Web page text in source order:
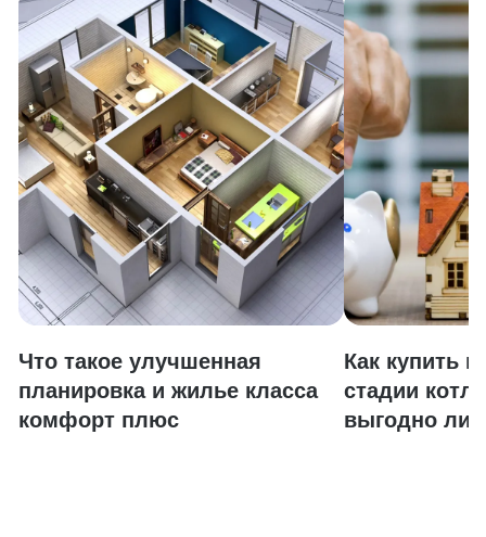
Что такое улучшенная
планировка и жилье класса
комфорт плюс
Как купить
стадии
выгодно ли